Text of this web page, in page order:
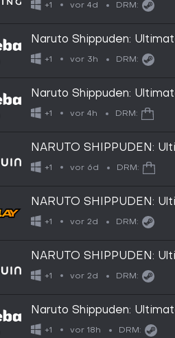
+1 vor 4d DRM:
Naruto Shippuden:
+1 vor 3h DRM:
Naruto Shippuden:
(Nintendo Switch) eShop
+1 vor 4h DRM:
NARUTO SHIPPUDEN:
Boruto EU Nintendo
+1 vor 6d DRM:
NARUTO SHIPPUDEN:
Key
+1 vor 2d DRM:
NARUTO SHIPPUDEN:
Key
+1 vor 2d DRM:
Naruto Shippuden:
+1 vor 18h DRM: